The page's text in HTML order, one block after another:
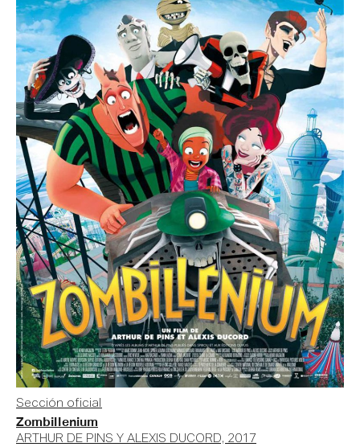
Sección oficial
Zombillenium
ARTHUR DE PINS Y ALEXIS DUCORD, 2017